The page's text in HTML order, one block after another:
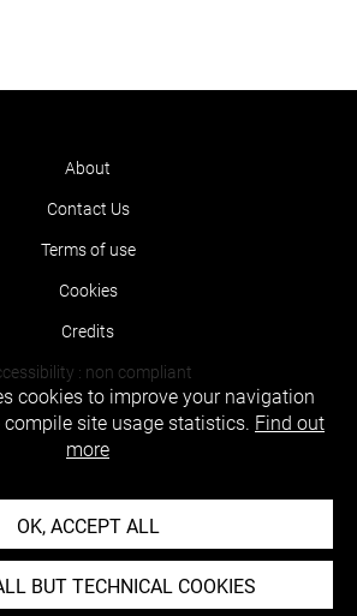
About
Contact Us
Terms of use
Cookies
Credits
: non compliant
cookies to improve your navigation
compile site usage statistics. Find out
more
OK, ACCEPT ALL
BUT TECHNICAL COOKIES